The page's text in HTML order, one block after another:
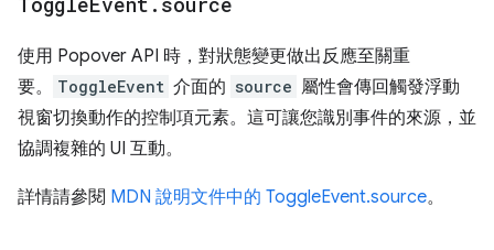
使用 Popover API 時，對狀態變更做出反應至關重
要。
ToggleEvent 介面的 source 屬性會傳回觸發浮動
視窗切換動作的控制項元素。這可讓您識別事件的來源，並
協調複雜的 UI 互動。
詳情請參閱 MDN 說明文件中的 ToggleEvent.source。